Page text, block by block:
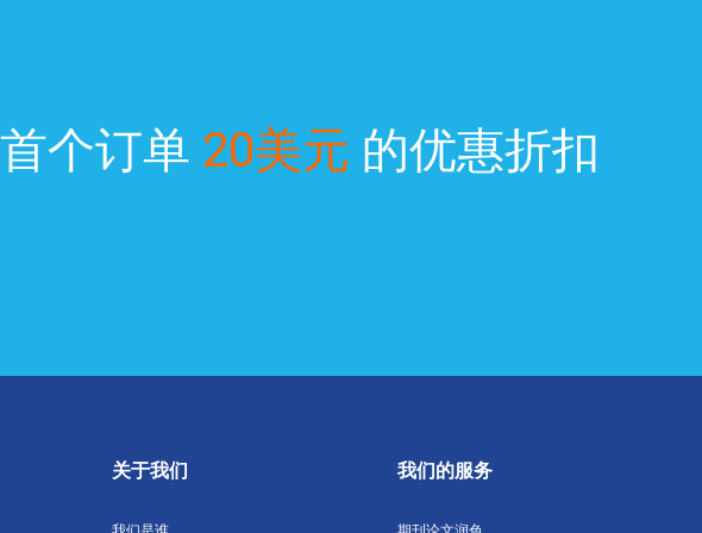
个订单 20美元 的优惠折扣
关于我们 我们的服务